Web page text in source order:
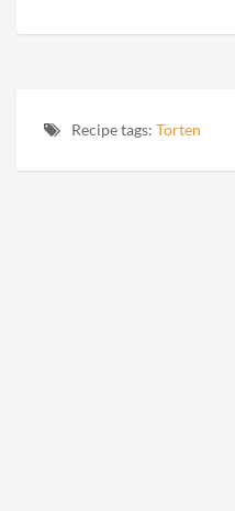
Recipe tags: Torten